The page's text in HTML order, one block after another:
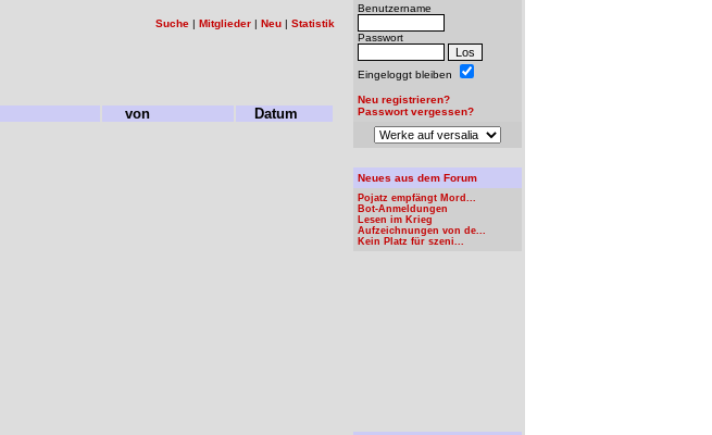
Suche | Mitglieder | Neu | Statistik
von Datum
Benutzername
Passwort
Eingeloggt bleiben
Neu registrieren?
Passwort vergessen?
Neues aus dem Forum
Pojatz empfängt Mord...
Bot-Anmeldungen
Lesen im Krieg
Aufzeichnungen von de...
Kein Platz für szeni...